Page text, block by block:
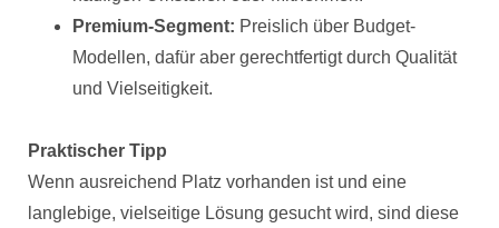
Premium-Segment: Preislich über Budget-
Modellen, dafür aber gerechtfertigt durch Qualität
und Vielseitigkeit.
Praktischer Tipp
Wenn ausreichend Platz vorhanden ist und eine
langlebige, vielseitige Lösung gesucht wird, sind diese